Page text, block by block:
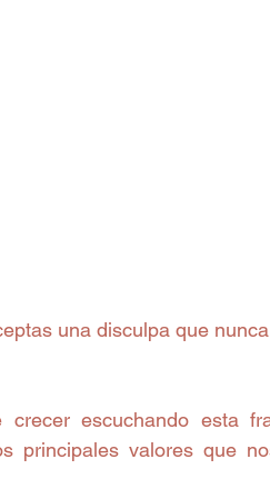
escuchando esta
principales valores que